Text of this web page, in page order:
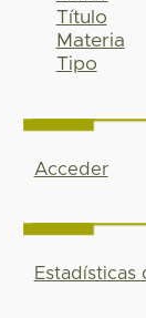
Título
Materia
Tipo
Acceder
Estadísticas